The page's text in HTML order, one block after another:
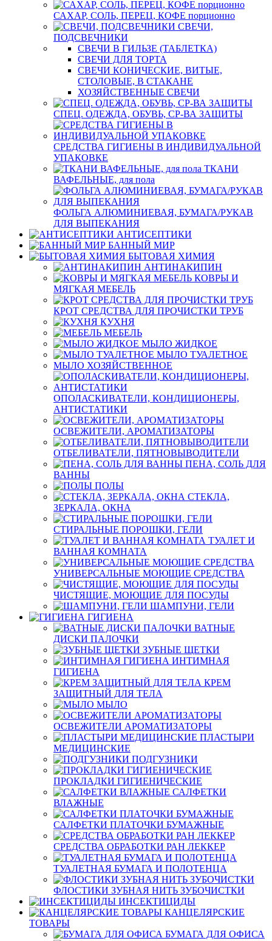
САХАР, СОЛЬ, ПЕРЕЦ, КОФЕ порционно
СВЕЧИ,
ПОДСВЕЧНИКИ
СВЕЧИ В ГИЛЬЗЕ (ТАБЛЕТКА)
СВЕЧИ ДЛЯ ТОРТА
СВЕЧИ КОНИЧЕСКИЕ, ВИТЫЕ,
СТОЛОВЫЕ, В СТАКАНЕ
ХОЗЯЙСТВЕННЫЕ СВЕЧИ
СПЕЦ. ОДЕЖДА, ОБУВЬ, СР-ВА ЗАЩИТЫ
СРЕДСТВА ГИГИЕНЫ В ИНДИВИДУАЛЬНОЙ
УПАКОВКЕ
ТКАНИ
ВАФЕЛЬНЫЕ, для пола
ФОЛЬГА АЛЮМИНИЕВАЯ, БУМАГА/РУКАВ
ДЛЯ ВЫПЕКАНИЯ
АНТИСЕПТИКИ
БАННЫЙ МИР
БЫТОВАЯ ХИМИЯ
АНТИНАКИПИН
КОВРЫ И
МЯГКАЯ МЕБЕЛЬ
КРОТ СРЕДСТВА ДЛЯ ПРОЧИСТКИ ТРУБ
КУХНЯ
МЕБЕЛЬ
МЫЛО ЖИДКОЕ
МЫЛО ТУАЛЕТНОЕ
МЫЛО ХОЗЯЙСТВЕННОЕ
ОПОЛАСКИВАТЕЛИ, КОНДИЦИОНЕРЫ,
АНТИСТАТИКИ
ОСВЕЖИТЕЛИ, АРОМАТИЗАТОРЫ
ОТБЕЛИВАТЕЛИ, ПЯТНОВЫВОДИТЕЛИ
ПЕНА, СОЛЬ ДЛЯ
ВАННЫ
ПОЛЫ
СТЕКЛА,
ЗЕРКАЛА, ОКНА
СТИРАЛЬНЫЕ ПОРОШКИ, ГЕЛИ
ТУАЛЕТ И
ВАННАЯ КОМНАТА
УНИВЕРСАЛЬНЫЕ МОЮЩИЕ СРЕДСТВА
ЧИСТЯЩИЕ, МОЮЩИЕ ДЛЯ ПОСУДЫ
ШАМПУНИ, ГЕЛИ
ГИГИЕНА
ВАТНЫЕ
ДИСКИ ПАЛОЧКИ
ЗУБНЫЕ ЩЕТКИ
ИНТИМНАЯ
ГИГИЕНА
КРЕМ
ЗАЩИТНЫЙ ДЛЯ ТЕЛА
МЫЛО
ОСВЕЖИТЕЛИ АРОМАТИЗАТОРЫ
ПЛАСТЫРИ
МЕДИЦИНСКИЕ
ПОДГУЗНИКИ
ПРОКЛАДКИ ГИГИЕНИЧЕСКИЕ
САЛФЕТКИ
ВЛАЖНЫЕ
САЛФЕТКИ ПЛАТОЧКИ БУМАЖНЫЕ
СРЕДСТВА ОБРАБОТКИ РАН ЛЕККЕР
ТУАЛЕТНАЯ БУМАГА И ПОЛОТЕНЦА
ФЛОСТИКИ ЗУБНАЯ НИТЬ ЗУБОЧИСТКИ
ИНСЕКТИЦИДЫ
КАНЦЕЛЯРСКИЕ
ТОВАРЫ
БУМАГА ДЛЯ ОФИСА